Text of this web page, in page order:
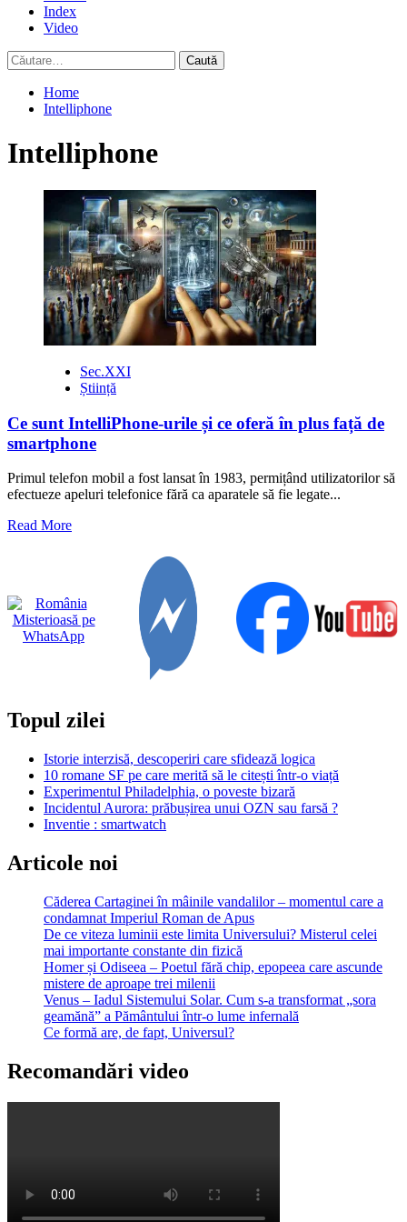
Index
Video
Caută
după:
Home
Intelliphone
Intelliphone
Sec.XXI
Știință
Ce sunt IntelliPhone-urile și ce oferă în plus față de
smartphone
Primul telefon mobil a fost lansat în 1983, permițând utilizatorilor să
efectueze apeluri telefonice fără ca aparatele să fie legate...
Read MoreRead
IntelliPhone-
urile
și
față
smartphone
Topul zilei
Istorie interzisă, descoperiri care sfidează logica
10 romane SF pe care merită să le citești într-o viață
Experimentul Philadelphia, o poveste bizară
Incidentul Aurora: prăbușirea unui OZN sau farsă ?
Inventie : smartwatch
Articole noi
Căderea Cartaginei în mâinile vandalilor – momentul care a
condamnat Imperiul Roman de Apus
De ce viteza luminii este limita Universului? Misterul celei
mai importante constante din fizică
Homer și Odiseea – Poetul fără chip, epopeea care ascunde
mistere de aproape trei milenii
Venus – Iadul Sistemului Solar. Cum s-a transformat „sora
geamănă” a Pământului într-o lume infernală
Ce formă are, de fapt, Universul?
Recomandări video